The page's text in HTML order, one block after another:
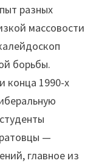
разных
массовости
борьбы.
конца 1990-х
—
главное из